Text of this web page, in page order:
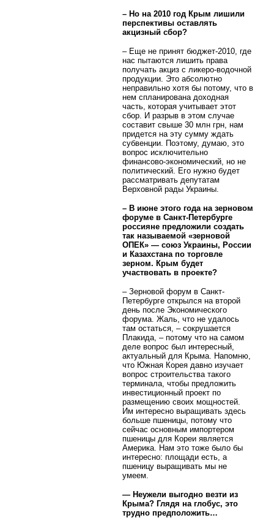
– Но на 2010 год Крым лишили
перспективы оставлять
акцизный сбор?
– Еще не принят бюджет-2010, где
нас пытаются лишить права
получать акциз с ликеро-водочной
продукции. Это абсолютно
неправильно хотя бы потому, что в
нем спланирована доходная
часть, которая учитывает этот
сбор. И разрыв в этом случае
составит свыше 30 млн грн, нам
придется на эту сумму ждать
субвенции. Поэтому, думаю, это
вопрос исключительно
финансово-экономический, но не
политический. Его нужно будет
рассматривать депутатам
Верховной рады Украины.
– В июне этого года на зерновом
форуме в Санкт-Петербурге
россияне предложили создать
так называемой «зерновой
ОПЕК» — союз Украины, России
и Казахстана по торговле
зерном. Крым будет
участвовать в проекте?
– Зерновой форум в Санкт-
Петербурге открылся на второй
день после Экономического
форума. Жаль, что не удалось
там остаться, – сокрушается
Плакида, – потому что на самом
деле вопрос был интересный,
актуальный для Крыма. Напомню,
что Южная Корея давно изучает
вопрос строительства такого
терминала, чтобы предложить
инвестиционный проект по
размещению своих мощностей.
Им интересно выращивать здесь
больше пшеницы, потому что
сейчас основным импортером
пшеницы для Кореи является
Америка. Нам это тоже было бы
интересно: площади есть, а
пшеницу выращивать мы не
умеем.
— Неужели выгодно везти из
Крыма? Глядя на глобус, это
трудно предположить…